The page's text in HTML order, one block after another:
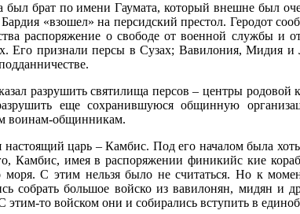
был брат по имени Гаумата, который внешне был
«взошел» на персидский престол. Геродот
распоряжение о свободе от военной службы и
Его признали персы в Сузах; Вавилония, Мидия
разрушить святилища персов – центры родовой
еще сохранившуюся общинную
воинам-общинникам.
настоящий царь – Камбис. Под его началом была
Камбис, имея в распоряжении финикийс кие
моря. С этим нельзя было не считаться. Но к
собрать большое войско из вавилонян, мидян и
этим-то войском они и собирались вступить в